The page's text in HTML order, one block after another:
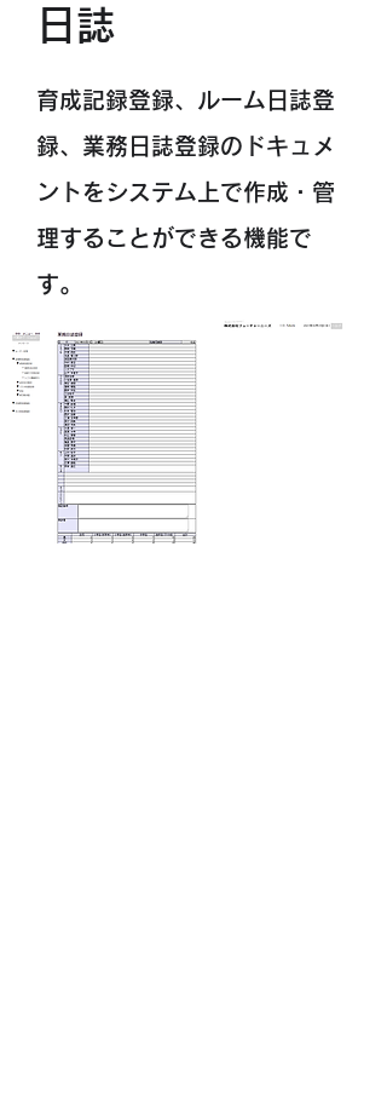
日誌
育成記録登録、ルーム日誌登
録、業務日誌登録のドキュメ
ントをシステム上で作成・管
理することができる機能で
す。